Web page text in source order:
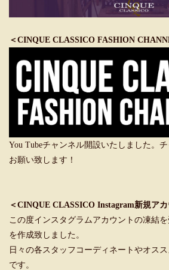
＜CINQUE CLASSICO FASHION
You Tubeチャンネル開設いたしました。
お願い致します！
＜CINQUE CLASSICO Instagram新規ア
この度インスタグラムアカウントの凍結
を作成致しました。
日々の各スタッフコーディネートやオス
です。